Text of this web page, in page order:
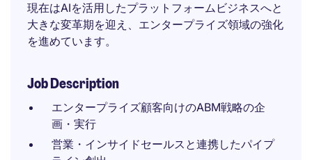
現在はAIを活用したプラットフォームビジネスへと
大きな変革期を迎え、エンタープライズ領域の強化
を進めています。
Job Description
エンタープライズ顧客向けのABM戦略の企
画・実行
営業・インサイドセールスと連携したパイプ